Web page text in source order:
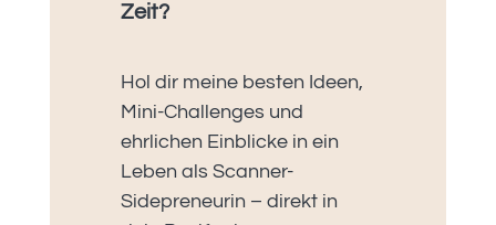
Zeit?
Hol dir meine besten Ideen,
Mini-Challenges und
ehrlichen Einblicke in ein
Leben als Scanner-
Sidepreneurin – direkt in